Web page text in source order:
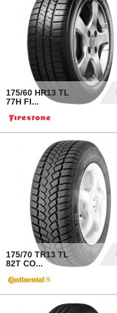
175/60 HR13 TL
77H FI...
175/70 TR13 TL
82T CO...